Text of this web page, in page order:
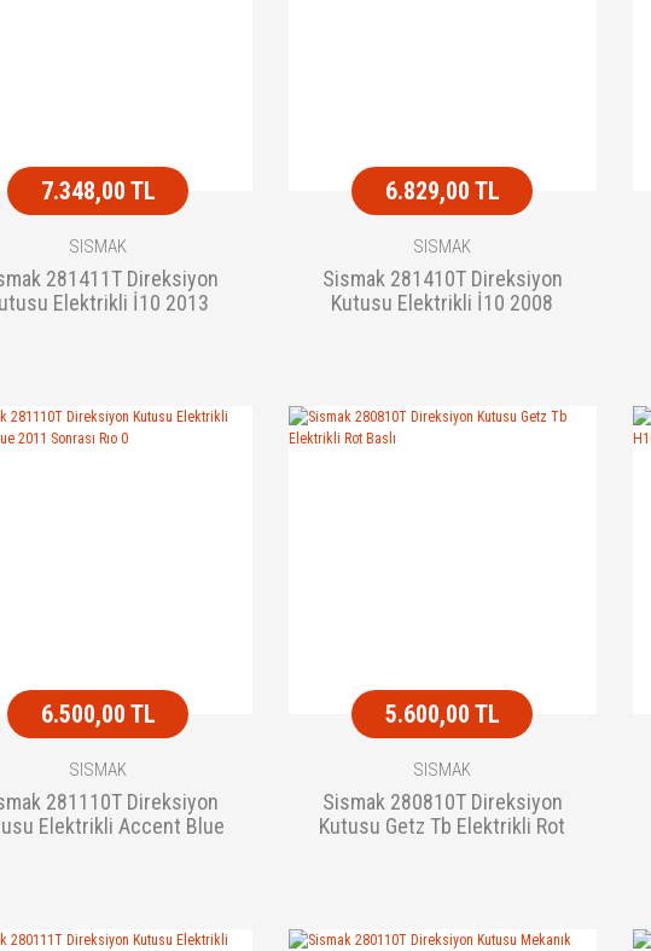
7.348,00 TL
SISMAK
281411T Direksiyon
Elektrikli İ10 2013
6.829,00 TL
SISMAK
Sismak 281410T Direksiyon
Kutusu Elektrikli İ10 2008
6.500,00 TL
SISMAK
281110T Direksiyon
Elektrikli Accent Blue
5.600,00 TL
SISMAK
Sismak 280810T Direksiyon
Kutusu Getz Tb Elektrikli Rot